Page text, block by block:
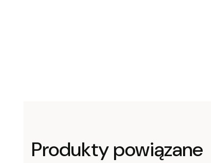
Produkty powiązane